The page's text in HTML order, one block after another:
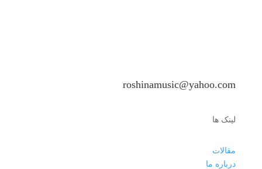
roshinamusic@yahoo.com
لینک ها
مقالات
درباره ما